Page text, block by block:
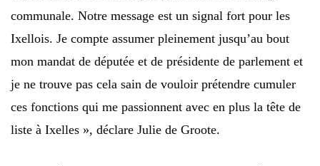
communale. Notre message est un signal fort pour les
Ixellois. Je compte assumer pleinement jusqu’au bout
mon mandat de députée et de présidente de parlement et
je ne trouve pas cela sain de vouloir prétendre cumuler
ces fonctions qui me passionnent avec en plus la tête de
liste à Ixelles », déclare Julie de Groote.